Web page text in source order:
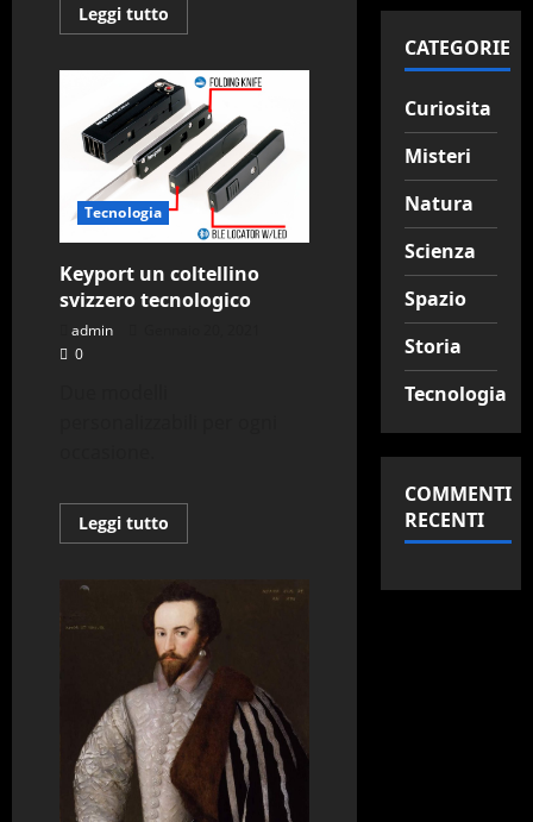
Leggi tutto
di
Geni
affetti
da
Sindrome
di
Asperger
Tecnologia
Keyport un coltellino
svizzero tecnologico
admin
0
Leggi tutto
di
un
coltellino
svizzero
tecnologico
CATEGORIE
Curiosita
Misteri
Natura
Scienza
Spazio
Storia
Tecnologia
COMMENTI
RECENTI